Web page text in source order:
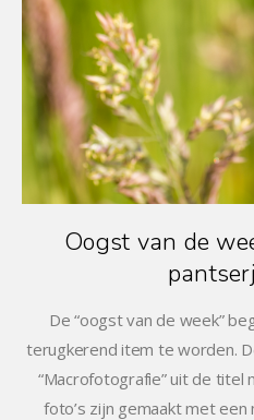
Oogst van de
De “oogst van de week”
terugkerend item te worden.
“Macrofotografie” uit de titel
foto’s zijn gemaakt met